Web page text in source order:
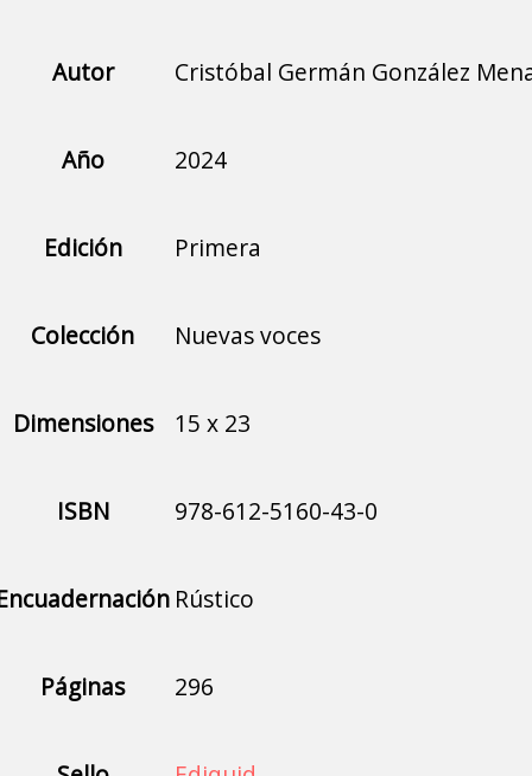
Autor Cristóbal Germán González
Año 2024
Edición Primera
Colección Nuevas voces
Dimensiones 15 x 23
ISBN 978-612-5160-43-0
Rústico
Páginas 296